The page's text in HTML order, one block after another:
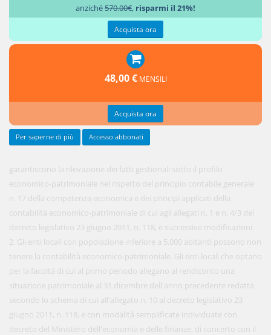
garantiscono la rilevazione dei fatti gestionali sotto il profilo
economico-patrimoniale nel rispetto del principio contabile generale
n. 17 della competenza economica e dei principi applicati della
contabilità economico-patrimoniale di cui agli allegati n. 1 e n. 4/3 del
decreto legislativo 23 giugno 2011, n. 118, e successive modificazioni.
2. Gli enti locali con popolazione inferiore a 5.000 abitanti possono non
tenere la contabilità economico-patrimoniale. Gli enti locali che optano
per la facoltà di cui al primo periodo allegano al rendiconto una
situazione patrimoniale al 31 dicembre dell'anno precedente redatta
secondo lo schema di cui all'allegato n. 10 al decreto legislativo 23
giugno 2011, n. 118, e con modalità semplificate individuate con
decreto del Ministero dell'economia e delle finanze, di concerto con il
anziché570.00€, risparmi il 21%!
Acquista ora
48,00 € MENSILI
Acquista ora
Per saperne di più Accesso abbonati